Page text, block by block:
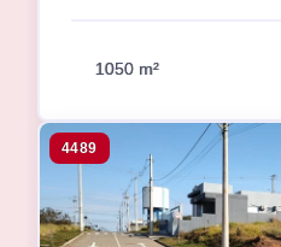
1050 m²
4489